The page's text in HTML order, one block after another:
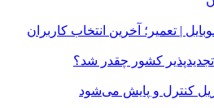
| تعمیر؛ آخرین انتخاب کاربران
کشور چقدر شد؟
کنترل و پایش می‌شود